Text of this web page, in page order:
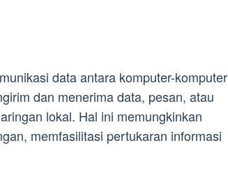
data antara komputer-komputer
dan menerima data, pesan, atau
lokal. Hal ini memungkinkan
memfasilitasi pertukaran informasi